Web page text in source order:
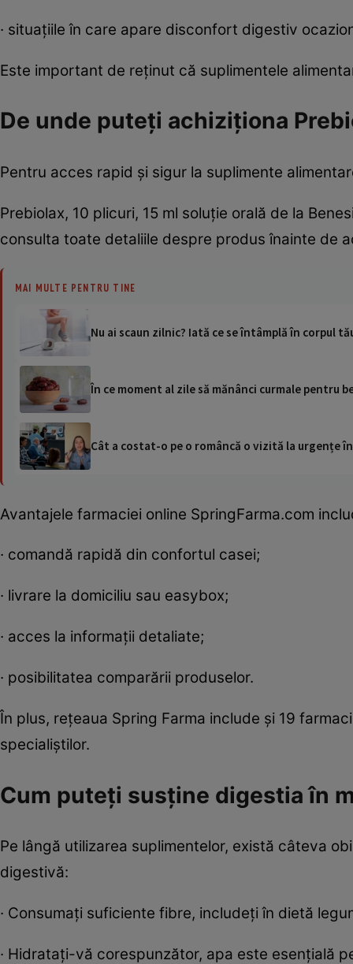
· situațiile în care apare disconfort digestiv
Este important de reținut că suplimentele
De unde puteți achiziționa
Pentru acces rapid și sigur la suplimente
Prebiolax, 10 plicuri, 15 ml soluție orală de la
consulta toate detaliile despre produs înainte de
MAI MULTE PENTRU TINE
Nu ai scaun zilnic? Iată ce se întâmplă în corpul
În ce moment al zile să mănânci curmale pentru
Cât a costat-o pe o româncă o vizită la urgențe
Avantajele farmaciei online SpringFarma.com
· comandă rapidă din confortul casei;
· livrare la domiciliu sau easybox;
· acces la informații detaliate;
· posibilitatea comparării produselor.
În plus, rețeaua Spring Farma include și 19
specialiștilor.
Cum puteți susține digestia în
Pe lângă utilizarea suplimentelor, există câteva
digestivă:
· Consumați suficiente fibre, includeți în dietă
· Hidratați-vă corespunzător, apa este esențială